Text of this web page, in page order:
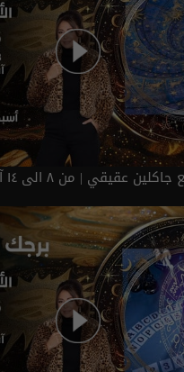
عقيقي | من ٨ الى ١٤ آب ٢٠٢٦ | 2026